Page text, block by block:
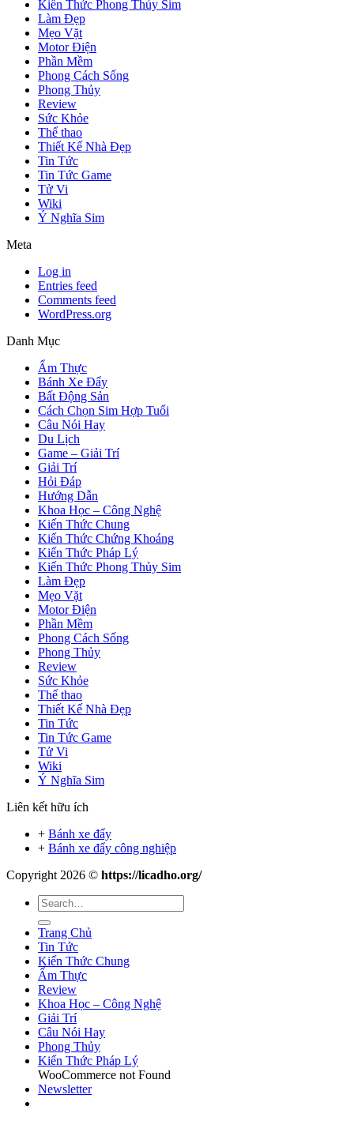
Kiến Thức Phong Thủy Sim
Làm Đẹp
Mẹo Vặt
Motor Điện
Phần Mềm
Phong Cách Sống
Phong Thủy
Review
Sức Khỏe
Thể thao
Thiết Kế Nhà Đẹp
Tin Tức
Tin Tức Game
Tử Vi
Wiki
Ý Nghĩa Sim
Meta
Log in
Entries feed
Comments feed
WordPress.org
Danh Mục
Ẩm Thực
Bánh Xe Đẩy
Bất Động Sản
Cách Chọn Sim Hợp Tuổi
Câu Nói Hay
Du Lịch
Game – Giải Trí
Giải Trí
Hỏi Đáp
Hướng Dẫn
Khoa Học – Công Nghệ
Kiến Thức Chung
Kiến Thức Chứng Khoáng
Kiến Thức Pháp Lý
Kiến Thức Phong Thủy Sim
Làm Đẹp
Mẹo Vặt
Motor Điện
Phần Mềm
Phong Cách Sống
Phong Thủy
Review
Sức Khỏe
Thể thao
Thiết Kế Nhà Đẹp
Tin Tức
Tin Tức Game
Tử Vi
Wiki
Ý Nghĩa Sim
Liên kết hữu ích
+ Bánh xe đẩy
+ Bánh xe đẩy công nghiệp
Copyright 2026 © https://licadho.org/
Trang Chủ
Tin Tức
Kiến Thức Chung
Ẩm Thực
Review
Khoa Học – Công Nghệ
Giải Trí
Câu Nói Hay
Phong Thủy
Kiến Thức Pháp Lý
WooCommerce not Found
Newsletter